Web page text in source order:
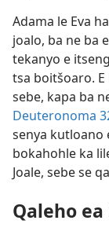
Adama le Eva
joalo, ba ne ba
tekanyo e
tsa boitšoaro. E
sebe, kapa ba
Deuteronoma
senya kutloano
bokahohle ka
Joale, sebe se
Qaleho ea